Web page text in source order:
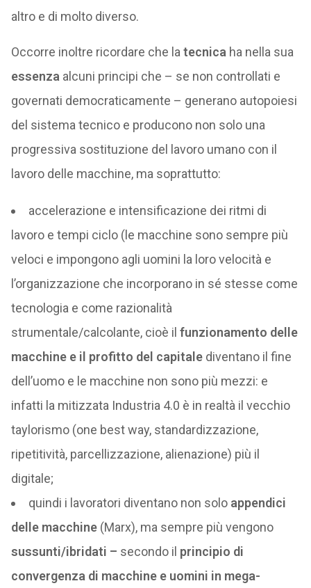
altro e di molto diverso.
Occorre inoltre ricordare che la tecnica ha nella sua
essenza alcuni principi che – se non controllati e
governati democraticamente – generano autopoiesi
del sistema tecnico e producono non solo una
progressiva sostituzione del lavoro umano con il
lavoro delle macchine, ma soprattutto:
accelerazione e intensificazione dei ritmi di
lavoro e tempi ciclo (le macchine sono sempre più
veloci e impongono agli uomini la loro velocità e
l’organizzazione che incorporano in sé stesse come
tecnologia e come razionalità
strumentale/calcolante, cioè il funzionamento delle
macchine e il profitto del capitalediventano il fine
dell’uomo e le macchine non sono più mezzi: e
infatti la mitizzata Industria 4.0 è in realtà il vecchio
taylorismo (one best way, standardizzazione,
ripetitività, parcellizzazione, alienazione) più il
digitale;
quindi i lavoratori diventano non solo appendici
delle macchine(Marx), ma sempre più vengono
sussunti/ibridati – secondo il principio di
convergenza di macchine e uomini in mega-